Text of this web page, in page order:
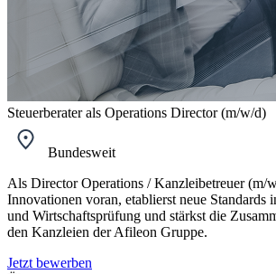
Steuerberater als Operations Director (m/w/d)
Bundesweit
Als Director Operations / Kanzleibetreuer (m/
Innovationen voran, etablierst neue Standards
und Wirtschaftsprüfung und stärkst die
den Kanzleien der Afileon Gruppe.
Jetzt bewerben